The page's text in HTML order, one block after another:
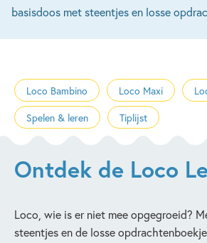
basisdoos met steentjes en losse
Loco Bambino Loco Maxi
Spelen & leren
Tiplijst
Ontdek de Loco
Loco, wie is er niet mee opgegroeid?
steentjes en de losse